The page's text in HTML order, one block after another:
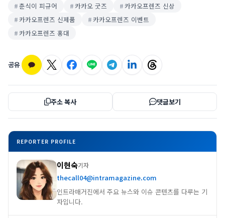
춘식이 피규어
카카오 굿즈
카카오프렌즈 신상
카카오프렌즈 신제품
카카오프렌즈 이벤트
카카오프렌즈 홍대
공유
주소 복사 댓글보기
REPORTER PROFILE
이현숙기자
thecall04@intramagazine.com
인트라매거진에서 주요 뉴스와 이슈 콘텐츠를 다루는 기
자입니다.